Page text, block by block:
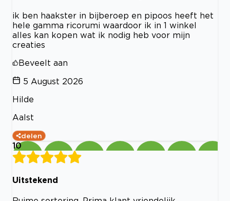
ik ben haakster in bijberoep en pipoos heeft het
hele gamma ricorumi waardoor ik in 1 winkel
alles kan kopen wat ik nodig heb voor mijn
creaties
Beveelt aan
5 August 2026
Hilde
Aalst
delen
10
Uitstekend